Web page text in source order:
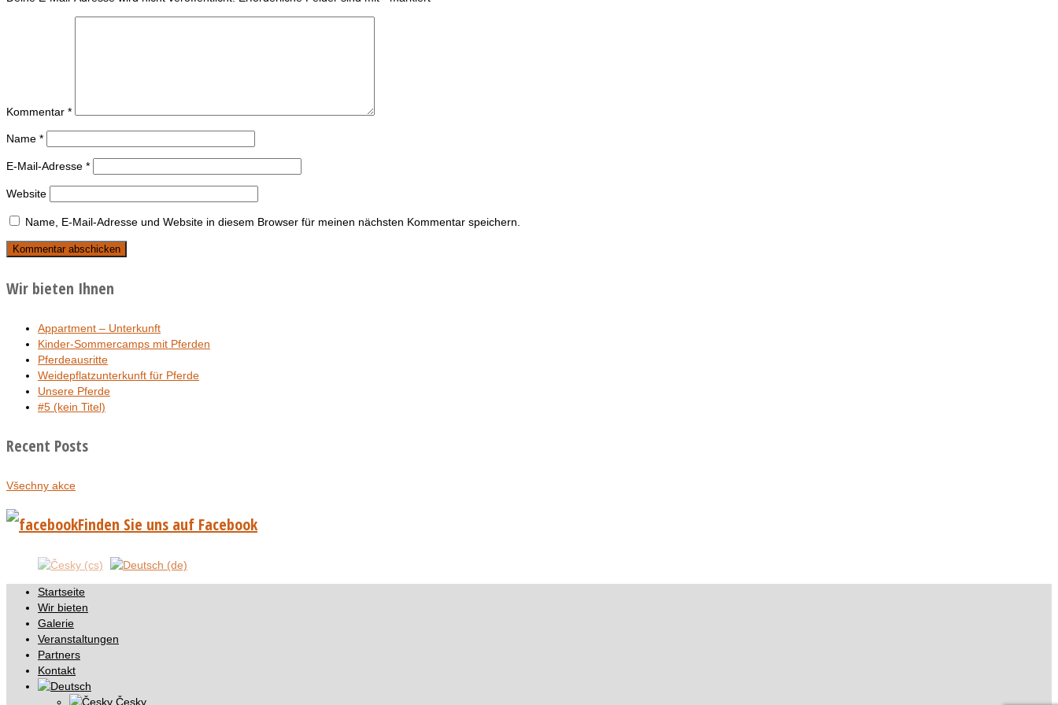
Kommentar *
Name *
E-Mail-Adresse *
Website
Name, E-Mail-Adresse und Website in diesem Browser für meinen nächsten Kommentar speichern.
Wir bieten Ihnen
Appartment – Unterkunft
Kinder-Sommercamps mit Pferden
Pferdeausritte
Weidepflatzunterkunft für Pferde
Unsere Pferde
#5 (kein Titel)
Recent Posts
Všechny akce
Finden Sie uns auf Facebook
Startseite
Wir bieten
Galerie
Veranstaltungen
Partners
Kontakt
Česky